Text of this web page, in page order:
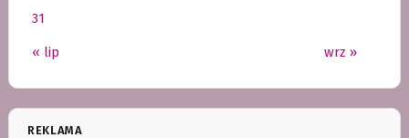
« lip wrz »
31
REKLAMA